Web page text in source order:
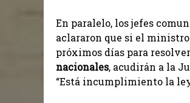
En paralelo, los jefes
aclararon que si el ministro
próximos días para
nacionales, acudirán a la
“Está incumplimiento la